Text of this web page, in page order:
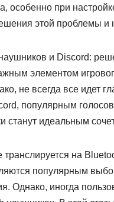
особенно при
этой проблемы и
и Discord:
элементом
не всегда все идет
популярным
станут идеальным
транслируется на
популярным
Однако, иногда